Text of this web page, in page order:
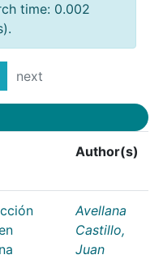
time: 0.002
next
Author(s)
Avellana
Castillo,
Juan